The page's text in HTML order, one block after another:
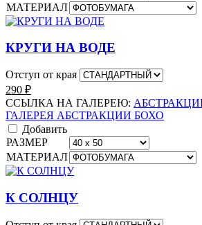
МАТЕРИАЛ
КРУГИ НА ВОДЕ
Отступ от края
290 ₽
ССЫЛКА НА ГАЛЕРЕЮ:
ГАЛЕРЕЯ АБСТРАКЦИИ БОХО
Добавить
РАЗМЕР
МАТЕРИАЛ
К СОЛНЦУ